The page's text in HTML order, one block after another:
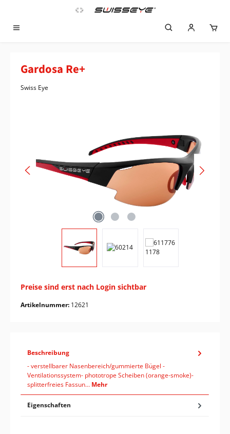
Zum Hauptinhalt springen
Gardosa Re+
Swiss Eye
Preise sind erst nach Login sichtbar
Artikelnummer: 12621
Beschreibung
- verstellbarer Nasenbereich/gummierte Bügel -
Ventilationssystem- phototrope Scheiben (orange-smoke)-
splitterfreies Fassun… Mehr
Eigenschaften